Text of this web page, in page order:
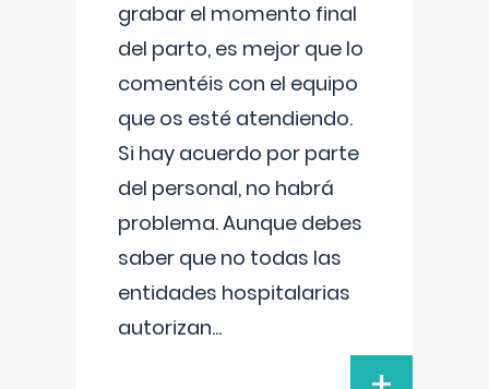
grabar el momento final
del parto, es mejor que lo
comentéis con el equipo
que os esté atendiendo.
Si hay acuerdo por parte
del personal, no habrá
problema. Aunque debes
saber que no todas las
entidades hospitalarias
autorizan...